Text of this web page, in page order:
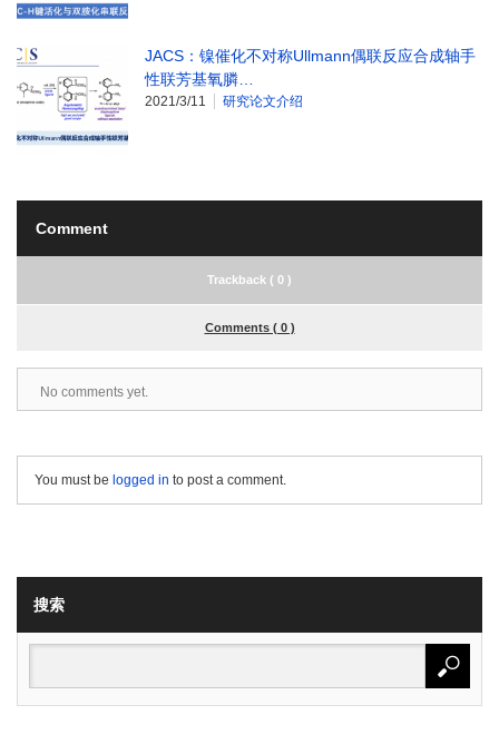
JACS：镍催化不对称Ullmann偶联反应合成轴手
性联芳基氧膦…
2021/3/11 研究论文介绍
Comment
Trackback ( 0 )
Comments ( 0 )
No comments yet.
You must be logged in to post a comment.
搜索